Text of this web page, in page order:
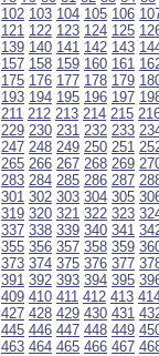
102 103 104 105 106
121 122 123 124 125
139 140 141 142 143
157 158 159 160 161
175 176 177 178 179
193 194 195 196 197
211 212 213 214 215
229 230 231 232 233
247 248 249 250 251
265 266 267 268 269
283 284 285 286 287
301 302 303 304 305
319 320 321 322 323
337 338 339 340 341
355 356 357 358 359
373 374 375 376 377
391 392 393 394 395
409 410 411 412 413
427 428 429 430 431
445 446 447 448 449
463 464 465 466 467